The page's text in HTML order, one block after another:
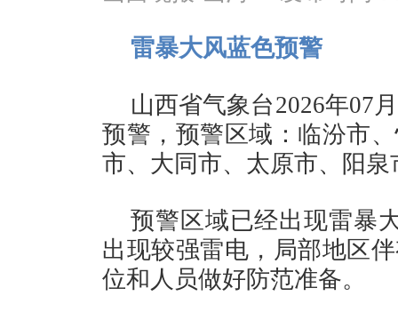
雷暴大风蓝色预警
山西省气象台2026年07
预警，预警区域：临汾市
市、大同市、太原市、阳
预警区域已经出现雷暴
出现较强雷电，局部地区
位和人员做好防范准备。